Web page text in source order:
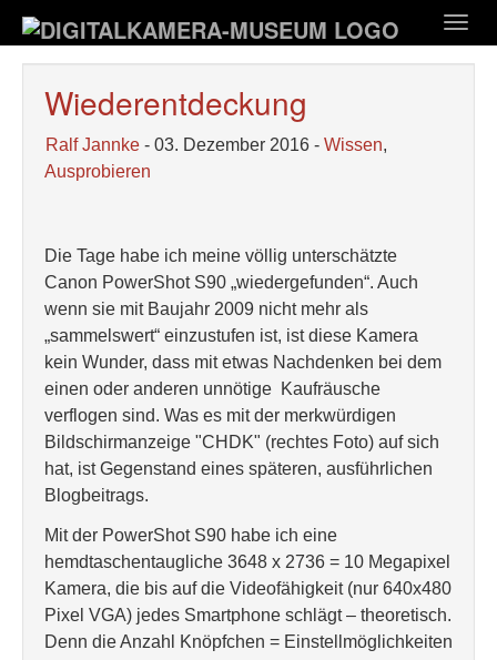
Hauptinhalt
springen
Wiederentdeckung
Ralf Jannke - 03. Dezember 2016 - Wissen,
Ausprobieren
Die Tage habe ich meine völlig unterschätzte
Canon PowerShot S90 „wiedergefunden“. Auch
wenn sie mit Baujahr 2009 nicht mehr als
„sammelswert“ einzustufen ist, ist diese Kamera
kein Wunder, dass mit etwas Nachdenken bei dem
einen oder anderen unnötige Kaufräusche
verflogen sind. Was es mit der merkwürdigen
Bildschirmanzeige "CHDK" (rechtes Foto) auf sich
hat, ist Gegenstand eines späteren, ausführlichen
Blogbeitrags.
Mit der PowerShot S90 habe ich eine
hemdtaschentaugliche 3648 x 2736 = 10 Megapixel
Kamera, die bis auf die Videofähigkeit (nur 640x480
Pixel VGA) jedes Smartphone schlägt – theoretisch.
Denn die Anzahl Knöpfchen = Einstellmöglichkeiten